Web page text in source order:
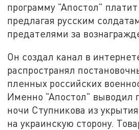
программу "Апостол"
предлагая русским
предателями за
Он создал канал в
распространял
пленных российских
Именно "Апостол" выводил
ночи Ступникова из
на украинскую сторону.